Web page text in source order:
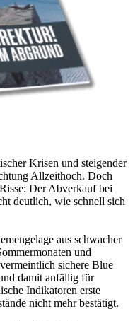
Krisen und steigender
Allzeithoch. Doch
Der Abverkauf bei
deutlich, wie schnell sich
aus schwacher
und
sichere Blue
damit anfällig für
Indikatoren erste
nicht mehr bestätigt.